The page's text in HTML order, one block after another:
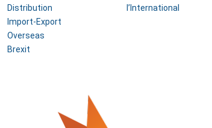
Distribution
Import-Export
Overseas
Brexit
l’International